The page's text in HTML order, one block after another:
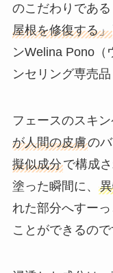
のこだわりであ
屋根を修復する」
ンWelina Pono（
ンセリング専売
フェースのスキン
が人間の皮膚の
擬似成分で構成
塗った瞬間に、
れた部分へすー
ことができるので